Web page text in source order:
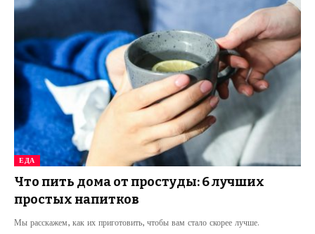
ЕДА
Что пить дома от простуды: 6 лучших
простых напитков
Мы расскажем, как их приготовить, чтобы вам стало скорее лучше.